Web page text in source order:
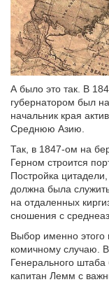
А было это так. В
губернатором был
начальник края
Среднюю Азию.
Так, в 1847-ом на
Герном строится
Постройка
должна была
на отдаленных
сношения с
Выбор именно этого
комичному случаю.
Генерального
капитан Лемм с